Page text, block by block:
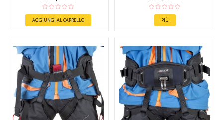
AGGIUNGI AL CARRELLO PIÙ